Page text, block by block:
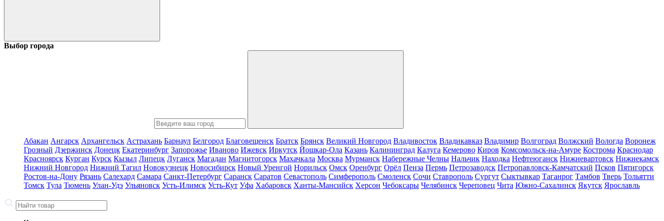
Выбор города
Абакан Ангарск Архангельск Астрахань Барнаул Белгород Благовещенск Братск Брянск Великий Новгород Владивосток Владикавказ Владимир Волгоград Волжский Вологда Воронеж
Грозный Дзержинск Донецк Екатеринбург Запорожье Иваново Ижевск Иркутск Йошкар-Ола Казань Калининград Калуга Кемерово Киров Комсомольск-на-Амуре Кострома Краснодар
Красноярск Курган Курск Кызыл Липецк Луганск Магадан Магнитогорск Махачкала Москва Мурманск Набережные Челны Нальчик Находка Нефтеюганск Нижневартовск Нижнекамск
Нижний Новгород Нижний Тагил Новокузнецк Новосибирск Новый Уренгой Норильск Омск Оренбург Орёл Пенза Пермь Петрозаводск Петропавловск-Камчатский Псков Пятигорск
Ростов-на-Дону Рязань Салехард Самара Санкт-Петербург Саранск Саратов Севастополь Симферополь Смоленск Сочи Ставрополь Сургут Сыктывкар Таганрог Тамбов Тверь Тольятти
Томск Тула Тюмень Улан-Удэ Ульяновск Усть-Илимск Усть-Кут Уфа Хабаровск Ханты-Мансийск Херсон Чебоксары Челябинск Череповец Чита Южно-Сахалинск Якутск Ярославль